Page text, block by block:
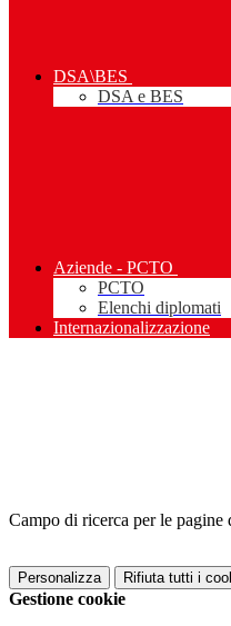
DSA\BES
DSA e BES
Aziende - PCTO
PCTO
Elenchi diplomati
Internazionalizzazione
Campo di ricerca per le pagine
Personalizza Rifiuta tutti i
Gestione cookie